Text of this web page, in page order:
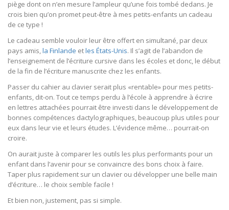
piège dont on n’en mesure l’ampleur qu’une fois tombé dedans. Je
crois bien qu’on promet peut-être à mes petits-enfants un cadeau
de ce type !
Le cadeau semble vouloir leur être offert en simultané, par deux
pays amis,la Finlande etles États-Unis. Il s’agit de l’abandon de
l’enseignement de l’écriture cursive dans les écoles et donc, le début
de la fin de l’écriture manuscrite chez les enfants.
Passer du cahier au clavier serait plus «rentable» pour mes petits-
enfants, dit-on. Tout ce temps perdu à l’école à apprendre à écrire
en lettres attachées pourrait être investi dans le développement de
bonnes compétences dactylographiques, beaucoup plus utiles pour
eux dans leur vie et leurs études. L’évidence même… pourrait-on
croire.
On aurait juste à comparer les outils les plus performants pour un
enfant dans l’avenir pour se convaincre des bons choix à faire.
Taper plus rapidement sur un clavier ou développer une belle main
d’écriture… le choix semble facile !
Et bien non, justement, pas si simple.